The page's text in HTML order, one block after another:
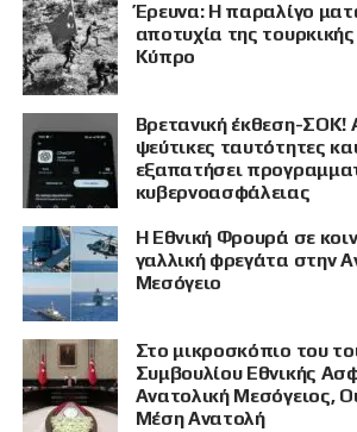
Έρευνα: Η παραλίγο
αποτυχία της
Κύπρο
Βρετανική έκθεση-ΣΟΚ!
ψεύτικες ταυτότητες
εξαπατήσει
κυβερνοασφάλειας
Η Εθνική Φρουρά σε
γαλλική φρεγάτα στην
Μεσόγειο
Στο μικροσκόπιο του
Συμβουλίου Εθνικής
Ανατολική Μεσόγειος,
Μέση Ανατολή